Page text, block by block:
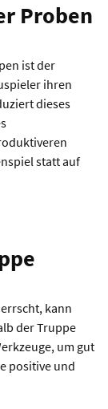
Proben
ist der
ihren
dieses
statt auf
kann
der Truppe
um gut
positive und